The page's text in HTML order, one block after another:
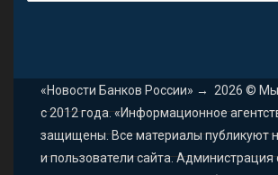
«Новости Банков России» → 2026 © Мы
с 2012 года. «Информационное
защищены. Все материалы публикуют
и пользователи сайта. Администрация